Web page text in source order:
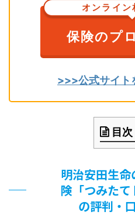
オンライン
保険のプ
>>>公式サイト
目次
明治安田生
険「つみたて
の評判・